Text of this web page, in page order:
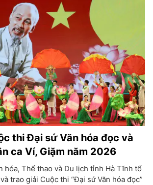
thi Đại sứ Văn hóa đọc và
ca Ví, Giặm năm 2026
hóa, Thể thao và Du lịch tỉnh Hà Tĩnh tổ
trao giải Cuộc thi “Đại sứ Văn hóa đọc”